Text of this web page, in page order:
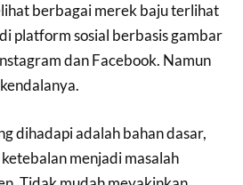
berbagai merek baju terlihat
platform sosial berbasis gambar
dan Facebook. Namun
dihadapi adalah bahan dasar,
menjadi masalah